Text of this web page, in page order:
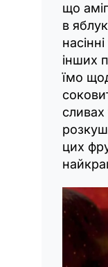
що
в
інших
їмо
цих